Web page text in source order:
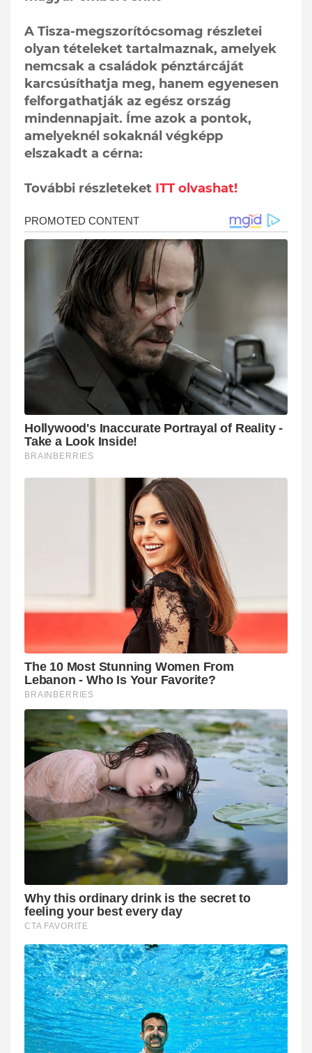
A Tisza-megszorítócsomag részletei
olyan tételeket tartalmaznak, amelyek
nemcsak a családok pénztárcáját
karcsúsíthatja meg, hanem egyenesen
felforgathatják az egész ország
mindennapjait. Íme azok a pontok,
amelyeknél sokaknál végképp
elszakadt a cérna:
További részleteket ITT olvashat!